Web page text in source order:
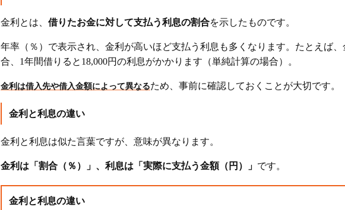
利用限度額を高く設定する
無利息期間を活用する
金利とは、 借りたお金に対して支払う利息の割合を示したものです。
年率（％）で表示され、金利が高いほど支払う利息も多くなります。たとえば
合、1年間借りると18,000円の利息がかかります（単純計算の場合）。
金利は借入先や借入金額によって異なるため、事前に確認しておくことが大切です。
金利と利息の違い
金利と利息は似た言葉ですが、意味が異なります。
金利は「割合（％）」、利息は「実際に支払う金額（円）」 です。
金利と利息の違い